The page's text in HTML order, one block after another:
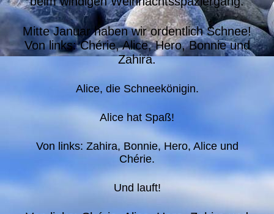
Mitte Januar haben wir ordentlich Schnee!
Von links: Chérie, Alice, Hero, Bonnie und
Zahira.
Alice, die Schneekönigin.
Alice hat Spaß!
Von links: Zahira, Bonnie, Hero, Alice und
Chérie.
Und lauft!